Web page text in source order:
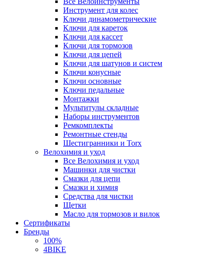
Инструмент для колес
Ключи динамометрические
Ключи для кареток
Ключи для кассет
Ключи для тормозов
Ключи для цепей
Ключи для шатунов и систем
Ключи конусные
Ключи основные
Ключи педальные
Монтажки
Мультитулы складные
Наборы инструментов
Ремкомплекты
Ремонтные стенды
Шестигранники и Torx
Велохимия и уход
Все Велохимия и уход
Машинки для чистки
Смазки для цепи
Смазки и химия
Средства для чистки
Щетки
Масло для тормозов и вилок
Сертификаты
Бренды
100%
4BIKE